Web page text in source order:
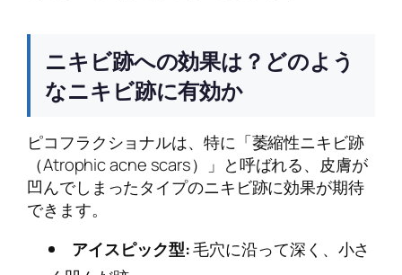
ニキビ跡への効果は？どのよう
なニキビ跡に有効か
ピコフラクショナルは、特に「萎縮性ニキビ跡
（Atrophic acne scars）」と呼ばれる、皮膚が
凹んでしまったタイプのニキビ跡に効果が期待
できます。
アイスピック型:毛穴に沿って深く、小さ